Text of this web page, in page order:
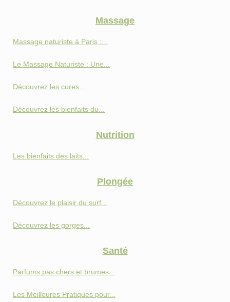
Massage
Massage naturiste à Paris :...
Le Massage Naturiste : Une...
Découvrez les cures...
Découvrez les bienfaits du...
Nutrition
Les bienfaits des laits...
Plongée
Découvrez le plaisir du surf...
Découvrez les gorges...
Santé
Parfums pas chers et brumes...
Les Meilleures Pratiques pour...